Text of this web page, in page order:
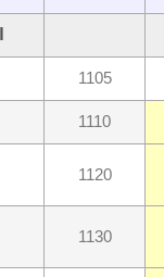
1105
1110
1120
1130